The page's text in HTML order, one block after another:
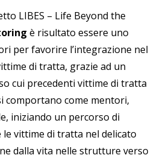
LIBES – Life Beyond the
è risultato essere uno
per favorire l’integrazione nel
di tratta, grazie ad un
cui precedenti vittime di tratta
comportano come mentori,
iniziando un percorso di
vittime di tratta nel delicato
dalla vita nelle strutture verso